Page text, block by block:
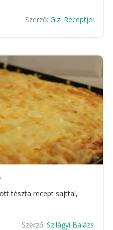
Szerző: Gizi Receptjei
tészta recept sajttal,
Szerző: Szilágyi Balázs